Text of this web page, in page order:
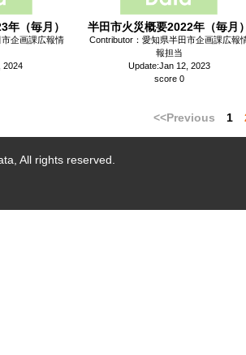
年（毎月）
企画課広報情
2024
半田市火災概要2022年（毎月
Contributor：愛知県半田市企画課広報
報担当
Update:Jan 12, 2023
score 0
<<Previous 1
All rights reserved.